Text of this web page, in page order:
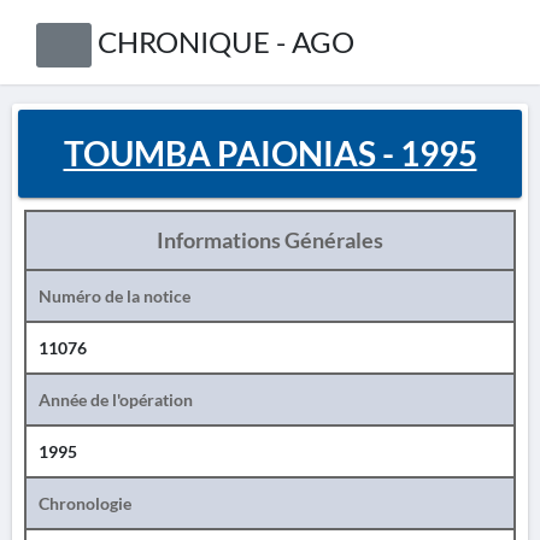
CHRONIQUE - AGO
TOUMBA PAIONIAS - 1995
Informations Générales
Numéro de la notice
11076
Année de l'opération
1995
Chronologie